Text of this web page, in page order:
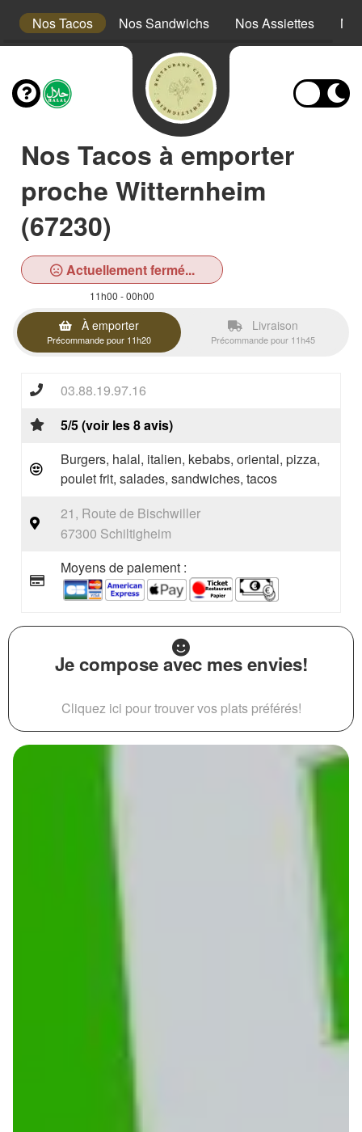
Nos Tacos Nos Sandwichs Nos Assiettes
Nos Tacos à emporter
proche Witternheim
(67230)
Actuellement fermé...
11h00 - 00h00
À emporter
Précommande pour 11h20
Livraison
Précommande pour 11h45
03.88.19.97.16
5/5 (voir les 8 avis)
Burgers, halal, italien, kebabs, oriental, pizza,
poulet frit, salades, sandwiches, tacos
21, Route de Bischwiller
67300 Schiltigheim
Moyens de paiement :
Je compose avec mes envies!
Cliquez ici pour trouver vos plats préférés!